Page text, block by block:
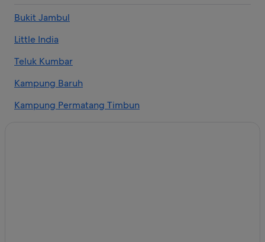
Bukit Jambul
Little India
Teluk Kumbar
Kampung Baruh
Kampung Permatang Timbun